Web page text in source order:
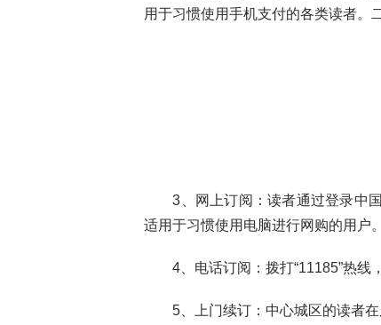
用于习惯使用手机支付的各类读者。
3、网上订阅：读者通过登录中国
适用于习惯使用电脑进行网购的用户。
4、电话订阅：拨打“11185”热线
5、上门续订：中心城区的读者在